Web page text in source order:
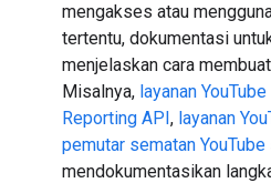
mengakses atau
tertentu, dokumentasi
menjelaskan cara
Misalnya, layanan
Reporting API, layanan
pemutar sematan YouTube
mendokumentasikan